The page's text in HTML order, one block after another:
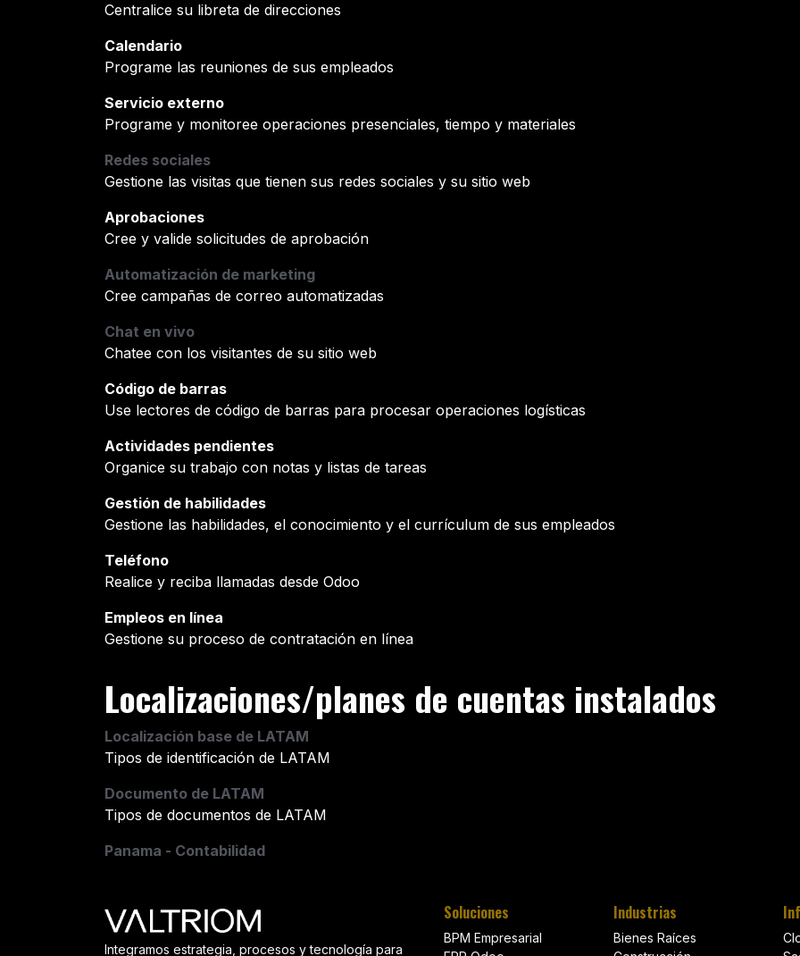
Centralice su libreta de direcciones
Calendario
Programe las reuniones de sus empleados
Servicio externo
Programe y monitoree operaciones presenciales, tiempo y materiales
Redes sociales
Gestione las visitas que tienen sus redes sociales y su sitio web
Aprobaciones
Cree y valide solicitudes de aprobación
Automatización de marketing
Cree campañas de correo automatizadas
Chat en vivo
Chatee con los visitantes de su sitio web
Código de barras
Use lectores de código de barras para procesar operaciones logísticas
Actividades pendientes
Organice su trabajo con notas y listas de tareas
Gestión de habilidades
Gestione las habilidades, el conocimiento y el currículum de sus empleados
Teléfono
Realice y reciba llamadas desde Odoo
Empleos en línea
Gestione su proceso de contratación en línea
Localizaciones/planes de cuentas instalados
Localización base de LATAM
Tipos de identificación de LATAM
Documento de LATAM
Tipos de documentos de LATAM
Panama - Contabilidad
Integramos estrategia, procesos y tecnología para
Soluciones
BPM Empresarial
Industrias
Bienes Raíces